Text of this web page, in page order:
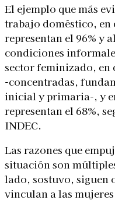
El ejemplo que más
trabajo doméstico, en
representan el 96% y
condiciones
sector feminizado, en
-concentradas,
inicial y primaria-, y
representan el 68%,
INDEC.
Las razones que
situación son
lado, sostuvo, siguen
vinculan a las